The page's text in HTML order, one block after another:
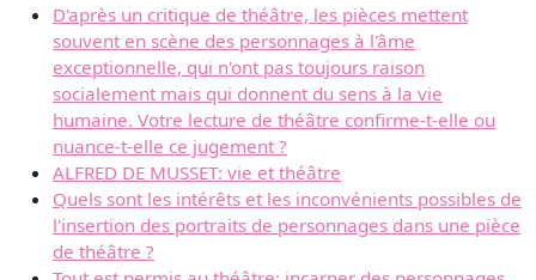
D'après un critique de théâtre, les pièces mettent
souvent en scène des personnages à l'âme
exceptionnelle, qui n'ont pas toujours raison
socialement mais qui donnent du sens à la vie
humaine. Votre lecture de théâtre confirme-t-elle ou
nuance-t-elle ce jugement ?
ALFRED DE MUSSET: vie et théâtre
Quels sont les intérêts et les inconvénients possibles de
l'insertion des portraits de personnages dans une pièce
de théâtre ?